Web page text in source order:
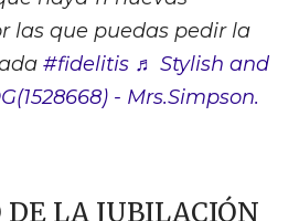
las que puedas pedir la
#fidelitis ♬ Stylish and
- Mrs.Simpson.
LA JUBILACIÓN